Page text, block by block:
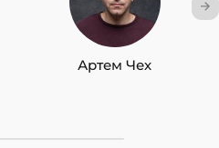
Артем Чех